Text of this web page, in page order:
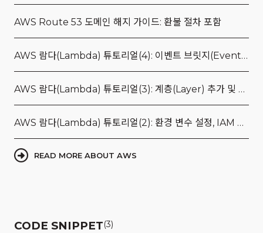
AWS Route 53 도메인 해지 가이드: 환불 절차 포함
AWS 람다(Lambda) 튜토리얼(4): 이벤트 브릿지(EventBridge)를 통한 스케줄링
AWS 람다(Lambda) 튜토리얼(3): 계층(Layer) 추가 및 판다스(Pandas) 사용 방법
AWS 람다(Lambda) 튜토리얼(2): 환경 변수 설정, IAM 역할에 권한 추가, 타임아웃 및 메모리 설정
READ MORE ABOUT AWS
CODE SNIPPET(3)